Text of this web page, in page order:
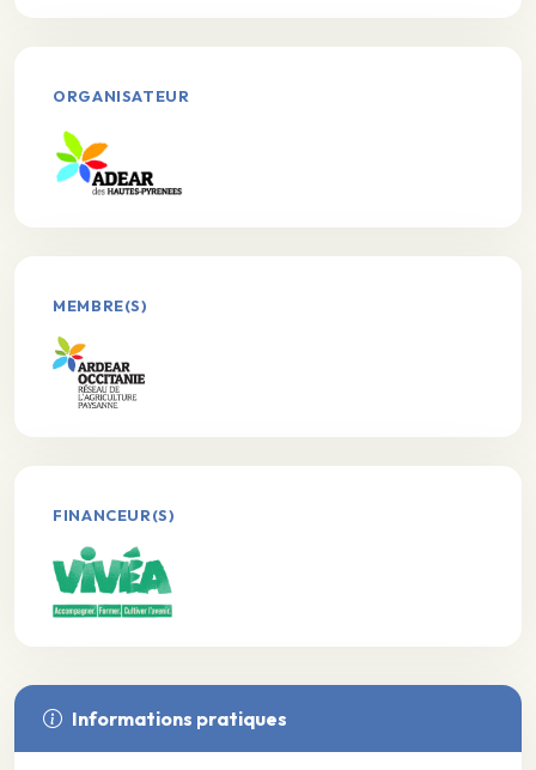
ORGANISATEUR
MEMBRE(S)
FINANCEUR(S)
Informations pratiques